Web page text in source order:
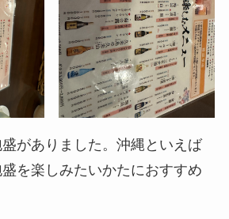
がありました。沖縄といえば
を楽しみたいかたにおすすめ